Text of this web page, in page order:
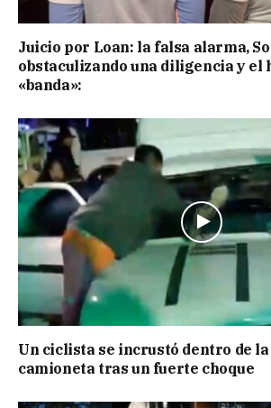
Juicio por Loan: la falsa alarma,
obstaculizando una diligencia y el
«banda»:
Un ciclista se incrustó dentro de la
camioneta tras un fuerte choque